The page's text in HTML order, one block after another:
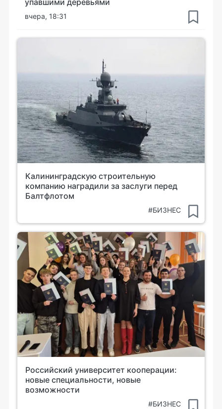
вчера, 18:31
Калининградскую строительную
компанию наградили за заслуги перед
Балтфлотом
#БИЗНЕС
Российский университет кооперации:
новые специальности, новые
возможности
#БИЗНЕС